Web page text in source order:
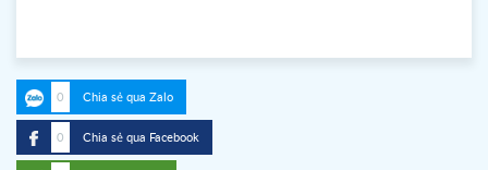
0 Chia sẻ qua Zalo
0 Chia sẻ qua Facebook